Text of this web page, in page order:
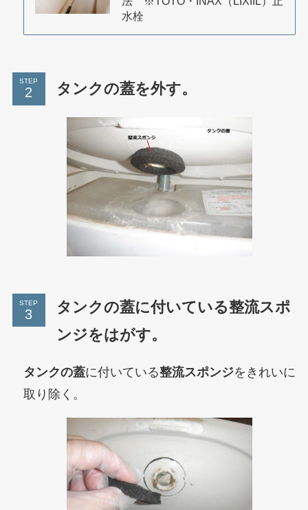
水栓
STEP タンクの蓋を外す。
STEP
タンクの蓋に付いている整流スポ
ンジをはがす。
タンクの蓋に付いている整流スポンジをきれいに
取り除く。